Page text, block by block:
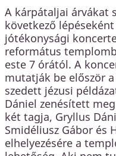
A kárpátaljai árvákat
következő lépéseként
jótékonysági
református
este 7 órától. A
mutatják be először
szedett jézusi
Dániel zenésített
két tagja, Gryllus
Smidéliusz Gábor és
elhelyezésére a